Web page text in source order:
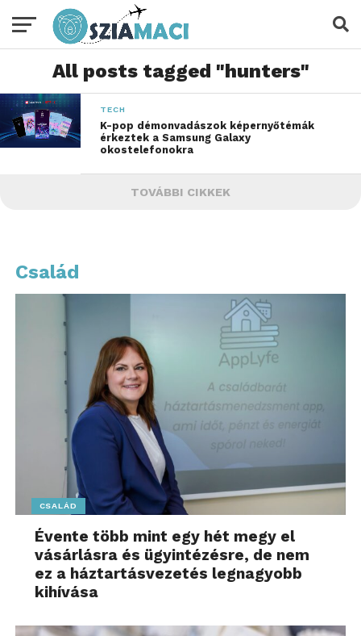
All posts tagged "hunters"
TECH
K-pop démonvadászok képernyőtémák
érkeztek a Samsung Galaxy
okostelefonokra
TOVÁBBI CIKKEK
Család
CSALÁD
Évente több mint egy hét megy el
vásárlásra és ügyintézésre, de nem
ez a háztartásvezetés legnagyobb
kihívása